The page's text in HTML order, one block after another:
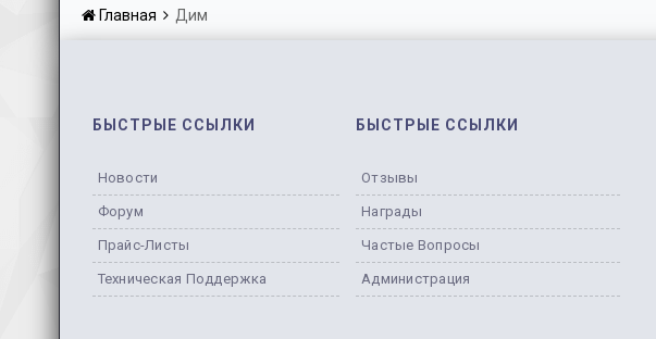
Главная Дим
БЫСТРЫЕ ССЫЛКИ
Новости
Форум
Прайс-Листы
Техническая Поддержка
БЫСТРЫЕ ССЫЛКИ
Отзывы
Награды
Частые Вопросы
Администрация